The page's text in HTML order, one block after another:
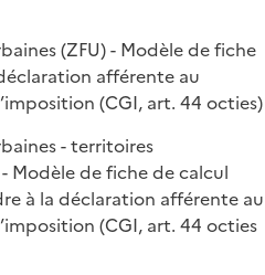
(ZFU) - Modèle de fiche
afférente au
(CGI, art. 44 octies)
- territoires
Modèle de fiche de calcul
à la déclaration afférente au
(CGI, art. 44 octies